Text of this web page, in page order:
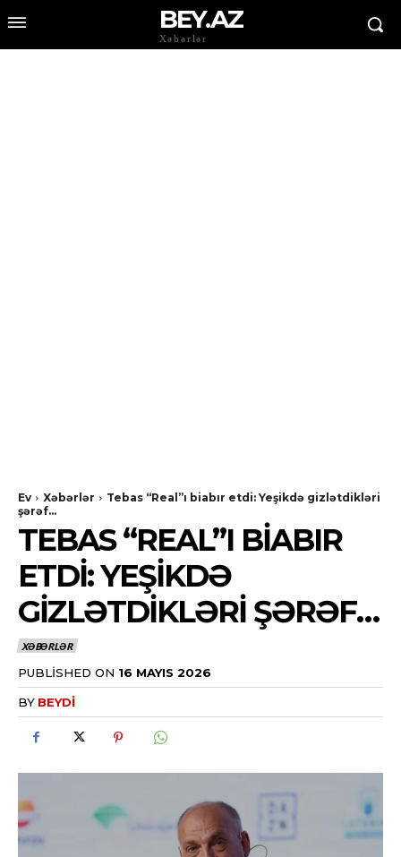
BEY.AZ
Xəbərlər
Ev Xəbərlər
Tebas “Real”ı biabır etdi: Yeşikdə gizlətdikləri
şərəf…
TEBAS “REAL”I BIABIR
ETDI: YEŞIKDƏ
GIZLƏTDIKLƏRI ŞƏRƏF…
XƏBƏRLƏR
PUBLISHED ON 16 MAYIS 2026
BY BEYDI